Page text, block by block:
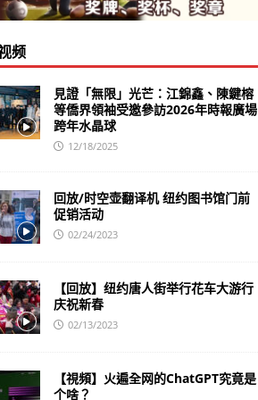
频
見證「無限」光芒：江錦鑫、陳鍵榕
等僑界領袖受邀參訪2026年時報廣場
跨年水晶球
12/18/2025
回放/时空壶翻译机 纽约图书馆门前
促销活动
02/24/2023
【回放】纽约唐人街举行花车大游行
庆祝新春
02/13/2023
【視頻】火遍全网的ChatGPT究竟是
个啥？